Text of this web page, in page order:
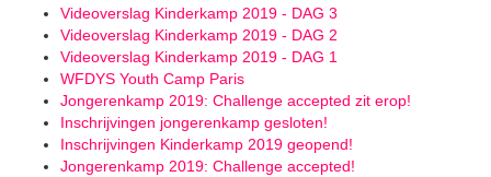
Videoverslag Kinderkamp 2019 - DAG 3
Videoverslag Kinderkamp 2019 - DAG 2
Videoverslag Kinderkamp 2019 - DAG 1
WFDYS Youth Camp Paris
Jongerenkamp 2019: Challenge accepted zit erop!
Inschrijvingen jongerenkamp gesloten!
Inschrijvingen Kinderkamp 2019 geopend!
Jongerenkamp 2019: Challenge accepted!